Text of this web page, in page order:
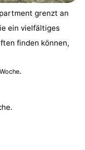
grenzt an
ein vielfältiges
finden können,
.